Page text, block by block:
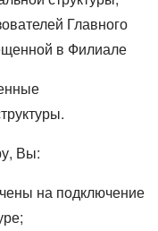
Главного
в Филиале
Вы:
на подключение